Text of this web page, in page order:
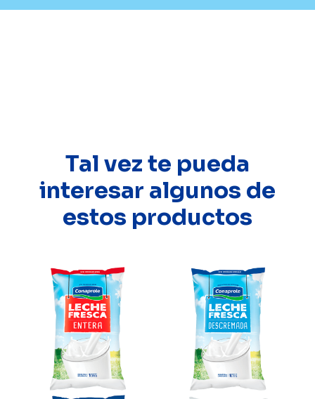
Tal vez te pueda
interesar algunos de
estos productos